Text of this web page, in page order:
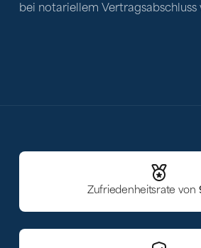
bei notariellem
Zufriedenheitsrate von